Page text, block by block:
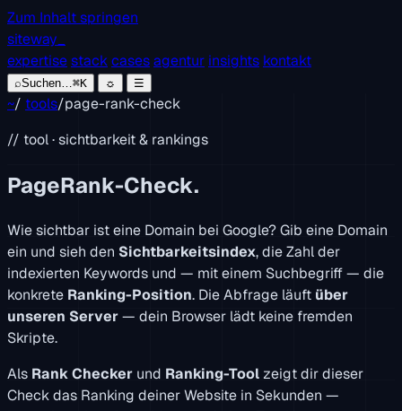
Zum Inhalt springen
siteway
expertisestackcasesagentur insights kontakt
⌕Suchen…⌘K ☼ ☰
~/ tools/page-rank-check
// tool · sichtbarkeit & rankings
PageRank-Check.
Wie sichtbar ist eine Domain bei Google? Gib eine Domain
ein und sieh den Sichtbarkeitsindex, die Zahl der
indexierten Keywords und — mit einem Suchbegriff — die
konkrete Ranking-Position. Die Abfrage läuft über
unseren Server— dein Browser lädt keine fremden
Skripte.
Als Rank Checker und Ranking-Tool zeigt dir dieser
Check das Ranking deiner Website in Sekunden —